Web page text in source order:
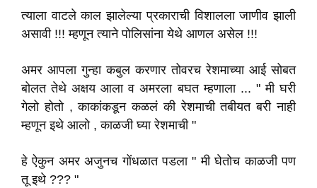
त्याला वाटले काल झालेल्या प्रकाराची विशालला जाणीव झाली
असावी !!! म्हणून त्याने पोलिसांना येथे आणल असेल !!!
अमर आपला गुन्हा कबुल करणार तोवरच रेशमाच्या आई सोबत
बोलत तेथे अक्षय आला व अमरला बघत म्हणाला ... " मी घरी
गेलो होतो , काकांकडून कळलं की रेशमाची तबीयत बरी नाही
म्हणून इथे आलो , काळजी घ्या रेशमाची "
हे ऐकुन अमर अजुनच गोंधळात पडला " मी घेतोच काळजी पण
तू इथे ??? "